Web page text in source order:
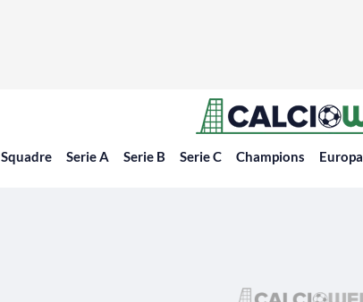
Squadre Serie A Serie B Serie C Champions